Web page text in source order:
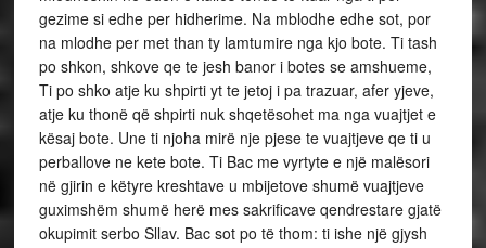
gezime si edhe per hidherime. Na mblodhe edhe sot, por
na mlodhe per met than ty lamtumire nga kjo bote. Ti tash
po shkon, shkove qe te jesh banor i botes se amshueme,
Ti po shko atje ku shpirti yt te jetoj i pa trazuar, afer yjeve,
atje ku thonë që shpirti nuk shqetësohet ma nga vuajtjet e
kësaj bote. Une ti njoha mirë nje pjese te vuajtjeve qe ti u
perballove ne kete bote. Ti Bac me vyrtyte e një malësori
në gjirin e këtyre kreshtave u mbijetove shumë vuajtjeve
guximshëm shumë herë mes sakrificave qendrestare gjatë
okupimit serbo Sllav. Bac sot po të thom: ti ishe një gjysh